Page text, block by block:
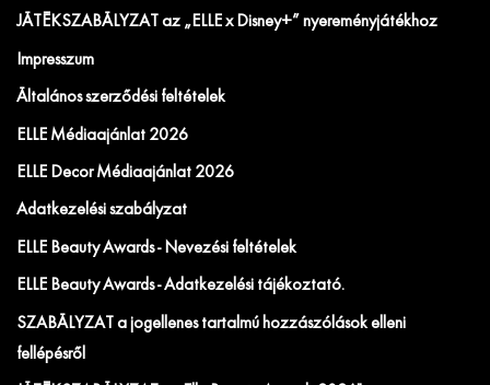
JÁTÉKSZABÁLYZAT az „ELLE x Disney+” nyereményjátékhoz
Impresszum
Általános szerződési feltételek
ELLE Médiaajánlat 2026
ELLE Decor Médiaajánlat 2026
Adatkezelési szabályzat
ELLE Beauty Awards - Nevezési feltételek
ELLE Beauty Awards - Adatkezelési tájékoztató.
SZABÁLYZAT a jogellenes tartalmú hozzászólások elleni
fellépésről